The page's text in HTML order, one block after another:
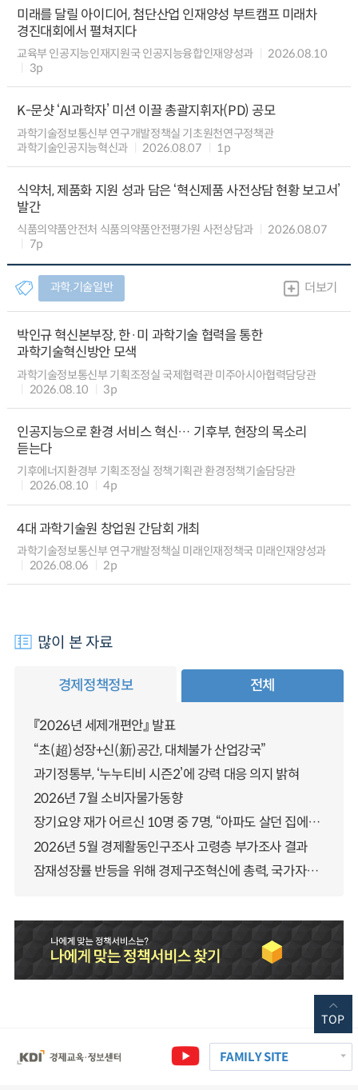
미래를 달릴 아이디어, 첨단산업 인재양성 부트캠프 미래차
경진대회에서 펼쳐지다
교육부 인공지능인재지원국 인공지능융합인재양성과
2026.08.10
3p
K-문샷 ‘AI과학자’ 미션 이끌 총괄지휘자(PD) 공모
과학기술정보통신부 연구개발정책실 기초원천연구정책관
과학기술인공지능혁신과
2026.08.07 1p
식약처, 제품화 지원 성과 담은 ‘혁신제품 사전상담 현황 보고서’
발간
식품의약품안전처 식품의약품안전평가원 사전상담과
2026.08.07
7p
과학.기술일반 더보기
박인규 혁신본부장, 한·미 과학기술 협력을 통한
과학기술혁신방안 모색
과학기술정보통신부 기획조정실 국제협력관 미주아시아협력담당관
2026.08.10
3p
인공지능으로 환경 서비스 혁신… 기후부, 현장의 목소리
듣는다
기후에너지환경부 기획조정실 정책기획관 환경정책기술담당관
2026.08.10
4p
4대 과학기술원 창업원 간담회 개최
과학기술정보통신부 연구개발정책실 미래인재정책국 미래인재양성과
2026.08.06
2p
많이 본 자료
경제정책정보 전체
『2026년 세제개편안』 발표
“초(超)성장+신(新)공간, 대체불가 산업강국”
과기정통부, ‘누누티비 시즌2’에 강력 대응 의지 밝혀
2026년 7월 소비자물가동향
장기요양 재가 어르신 10명 중 7명, “아파도 살던 집에서 살겠다” 「2025년 장기요양실태조사」 결과 발표
2026년 5월 경제활동인구조사 고령층 부가조사 결과
잠재성장률 반등을 위해 경제구조혁신에 총력, 국가자산 관리체계 대전환
FAMILY SITE
TOP